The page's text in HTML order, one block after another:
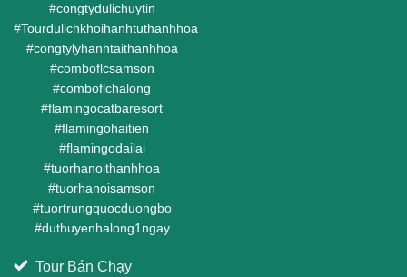
#congtydulichuytin
#Tourdulichkhoihanhtuthanhhoa
#congtylyhanhtaithanhhoa
#comboflcsamson
#comboflchalong
#flamingocatbaresort
#flamingohaitien
#flamingodailai
#tuorhanoithanhhoa
#tuorhanoisamson
#tuortrungquocduongbo
#duthuyenhalong1ngay
Tour Bán Chạy